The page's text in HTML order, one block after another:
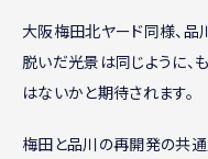
大阪梅田北ヤード同様、品
脱いだ光景は同じように、
はないかと期待されます。
梅田と品川の再開発の共通